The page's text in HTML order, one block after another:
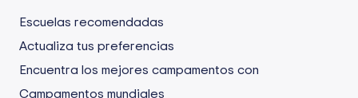
Escuelas recomendadas
Actualiza tus preferencias
Encuentra los mejores campamentos con
Campamentos mundiales